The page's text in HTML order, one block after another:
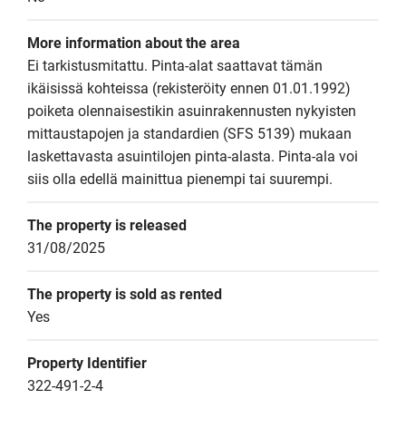
More information about the area
Ei tarkistusmitattu. Pinta-alat saattavat tämän
ikäisissä kohteissa (rekisteröity ennen 01.01.1992)
poiketa olennaisestikin asuinrakennusten nykyisten
mittaustapojen ja standardien (SFS 5139) mukaan
laskettavasta asuintilojen pinta-alasta. Pinta-ala voi
siis olla edellä mainittua pienempi tai suurempi.
The property is released
31/08/2025
The property is sold as rented
Yes
Property Identifier
322-491-2-4